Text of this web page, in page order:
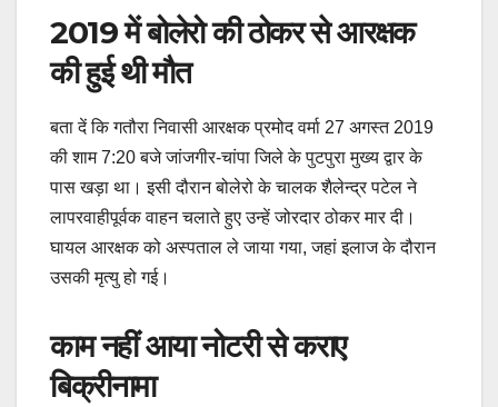
2019 में बोलेरो की ठोकर से आरक्षक
की हुई थी मौत
बता दें कि गतौरा निवासी आरक्षक प्रमोद वर्मा 27 अगस्त 2019
की शाम 7:20 बजे जांजगीर-चांपा जिले के पुटपुरा मुख्य द्वार के
पास खड़ा था। इसी दौरान बोलेरो के चालक शैलेन्द्र पटेल ने
लापरवाहीपूर्वक वाहन चलाते हुए उन्हें जोरदार ठोकर मार दी।
घायल आरक्षक को अस्पताल ले जाया गया, जहां इलाज के दौरान
उसकी मृत्यु हो गई।
काम नहीं आया नोटरी से कराए
बिक्रीनामा